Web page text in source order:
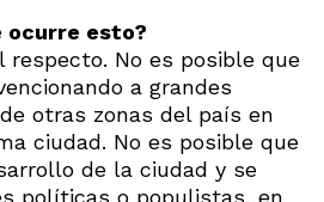
ocurre esto?
respecto. No es posible que
a grandes
otras zonas del país en
ciudad. No es posible que
de la ciudad y se